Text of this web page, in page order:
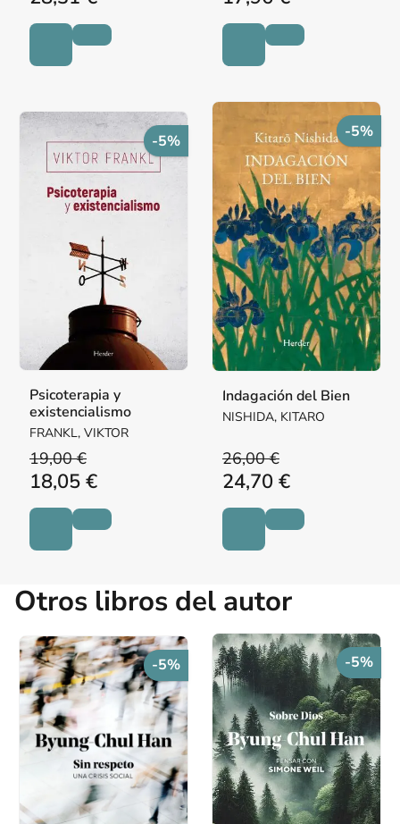
-5%
Psicoterapia y
existencialismo
FRANKL, VIKTOR
19,00 €
18,05 €
-5%
Indagación del Bien
NISHIDA, KITARO
26,00 €
24,70 €
Otros libros del autor
-5% -5%